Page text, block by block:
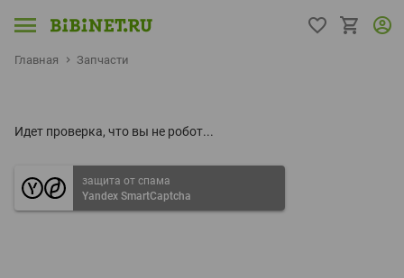
Главная Запчасти
Идет проверка, что вы не робот...
защита от спама
Yandex SmartCaptcha